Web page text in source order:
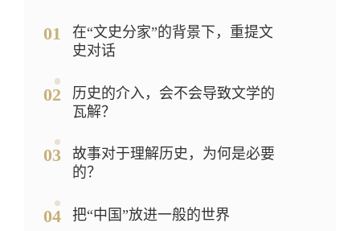
01
在“文史分家”的背景下，重提文
史对话
02
历史的介入，会不会导致文学的
瓦解？
03
故事对于理解历史，为何是必要
的？
04 把“中国”放进一般的世界